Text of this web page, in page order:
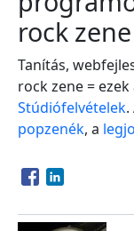
rock zene
Tanítás,
rock zene =
Stúdiófelvételek
popzenék, a
Opens in a new
Opens in a